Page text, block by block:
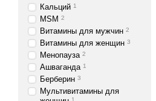
Кальций 1
MSM 2
Витамины для мужчин 2
Витамины для женщин 3
Менопауза 2
Ашваганда 1
Берберин 3
Мультивитамины для
1